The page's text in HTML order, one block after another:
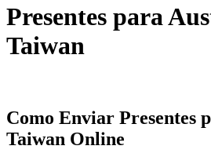
Presentes para
Taiwan
Como Enviar Presentes
Taiwan Online